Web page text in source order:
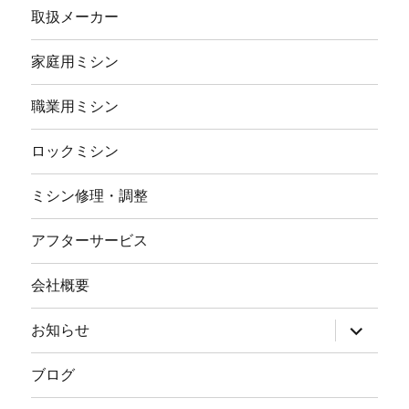
取扱メーカー
家庭用ミシン
職業用ミシン
ロックミシン
ミシン修理・調整
アフターサービス
会社概要
お知らせ
サ
ブ
メ
ー
ブログ